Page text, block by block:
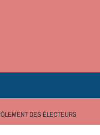
DES ÉLECTEURS